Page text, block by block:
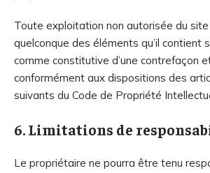
Toute exploitation non autorisée du site
quelconque des éléments qu’il contient
comme constitutive d’une contrefaçon
conformément aux dispositions des
suivants du Code de Propriété
6. Limitations de
Le propriétaire ne pourra être tenu